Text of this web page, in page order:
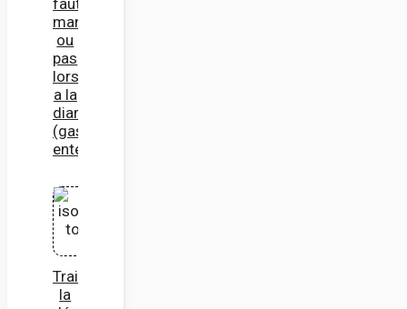
faut
manger
ou
pas
lorsqu’on
a la
diarrhée
(gastro-
entérite)
Traiter
la